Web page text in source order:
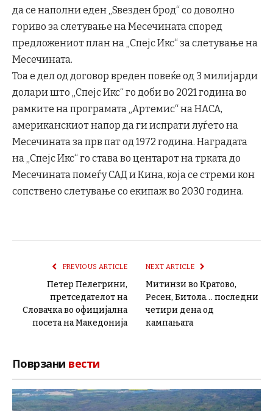
да се наполни еден „Ѕвезден брод“ со доволно
гориво за слетување на Месечината според
предложениот план на „Спејс Икс“ за слетување на
Месечината.
Тоа е дел од договор вреден повеќе од 3 милијарди
долари што „Спејс Икс“ го доби во 2021 година во
рамките на програмата „Артемис“ на НАСА,
американскиот напор да ги испрати луѓето на
Месечината за прв пат од 1972 година. Наградата
на „Спејс Икс“ го става во центарот на трката до
Месечината помеѓу САД и Кина, која се стреми кон
сопствено слетување со екипаж во 2030 година.
PREVIOUS ARTICLE
Петер Пелегрини,
претседателот на
Словачка во официјална
посета на Македонија
NEXT ARTICLE
Митинзи во Кратово,
Ресен, Битола… последни
четири дена од
кампањата
Поврзани вести